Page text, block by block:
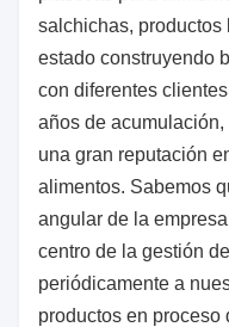
salchichas, productos
estado construyendo
con diferentes
años de
una gran reputación
alimentos. Sabemos
angular de la
centro de la gestión
periódicamente a
productos en proceso